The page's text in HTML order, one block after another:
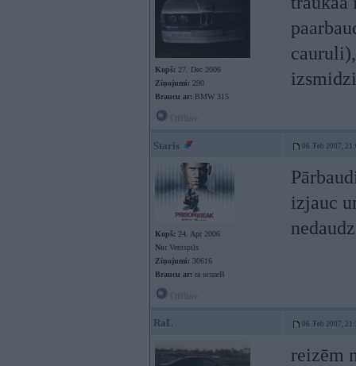
Kopš: 27. Dec 2006
Ziņojumi: 290
Braucu ar: BMW 315
Staris 06. Feb 2007,
Kopš: 24. Apr 2006
No: Ventspils
Ziņojumi: 30616
Braucu ar: ra ucuarB
izjauc
RaL 06. Feb 2007,
reizēm